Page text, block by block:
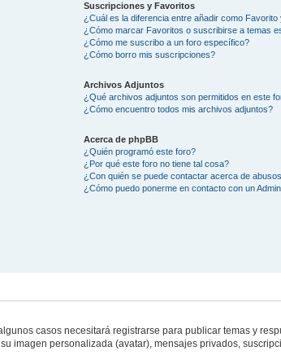
Suscripciones y Favoritos
¿Cuál es la diferencia entre añadir como
¿Cómo marcar Favoritos o suscribirse a temas
¿Cómo me suscribo a un foro específico?
¿Cómo borro mis suscripciones?
Archivos Adjuntos
¿Qué archivos adjuntos son permitidos en este
¿Cómo encuentro todos mis archivos adjuntos?
Acerca de phpBB
¿Quién programó este foro?
¿Por qué este foro no tiene tal cosa?
¿Con quién se puede contactar acerca de
¿Cómo puedo ponerme en contacto con un
casos necesitará registrarse para publicar temas y
imagen personalizada (avatar), mensajes privados,